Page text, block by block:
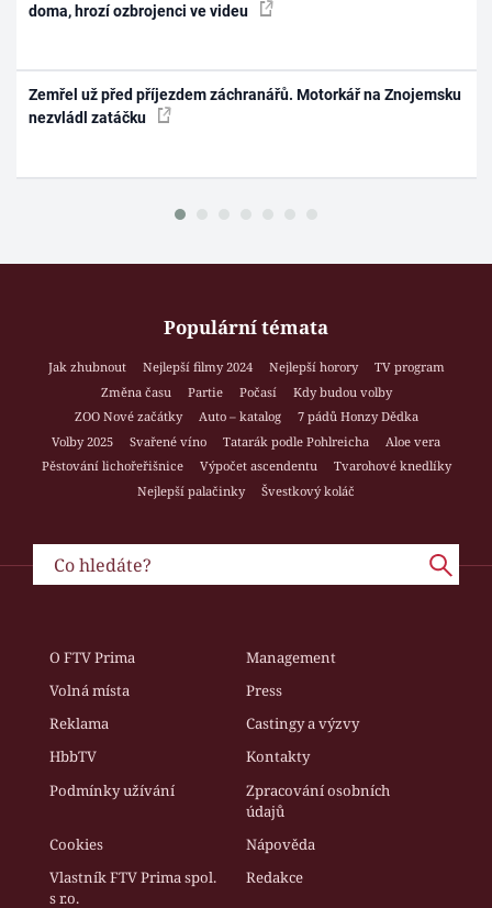
doma, hrozí ozbrojenci ve videu
Zemřel už před příjezdem záchranářů. Motorkář na Znojemsku
nezvládl zatáčku
Populární témata
Jak zhubnout Nejlepší filmy 2024 Nejlepší horory
TV program
Změna času
Partie Počasí
Kdy budou volby
ZOO Nové začátky
Auto – katalog
7 pádů Honzy Dědka
Volby 2025
Svařené víno Tatarák podle Pohlreicha
Aloe vera
Pěstování lichořeřišnice
Výpočet ascendentu
Tvarohové knedlíky
Nejlepší palačinky
Švestkový koláč
O FTV Prima
Management
Volná místa
Press
Reklama
Castingy a výzvy
HbbTV
Kontakty
Podmínky užívání
Zpracování osobních
údajů
Cookies
Nápověda
Vlastník FTV Prima spol.
s r.o.
Redakce